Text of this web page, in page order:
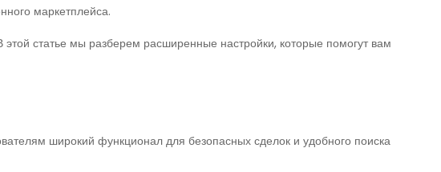
маркетплейса.
статье мы разберем расширенные настройки, которые помогут вам
широкий функционал для безопасных сделок и удобного поиска